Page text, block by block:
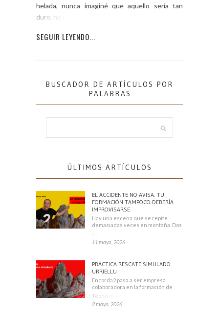
helada, nunca imaginé que aquello sería tan
duro, he visto […]
SEGUIR LEYENDO...
BUSCADOR DE ARTÍCULOS POR
PALABRAS
ÚLTIMOS ARTÍCULOS
EL ACCIDENTE NO AVISA. TU
FORMACIÓN TAMPOCO DEBERÍA
IMPROVISARSE.
Hay una escena que se repite
demasiadas veces en montaña. Dos
11 mayo, 2026
PRÁCTICA RESCATE SIMULADO
URRIELLU
Encorda2 pasa a ser empresa
colaboradora en la formación de
Técnicos Deportivos
2 mayo, 2026